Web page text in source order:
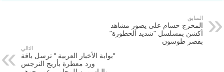
السابق
المخرج حسام على يصور مشاهد
أكشن بمسلسل “شديد الخطورة”
بقصر طوسون
التالي
‘‘بوابة الأخبار العربية ‘‘ ترسل باقة
ورد معطرة بأريج النرجس